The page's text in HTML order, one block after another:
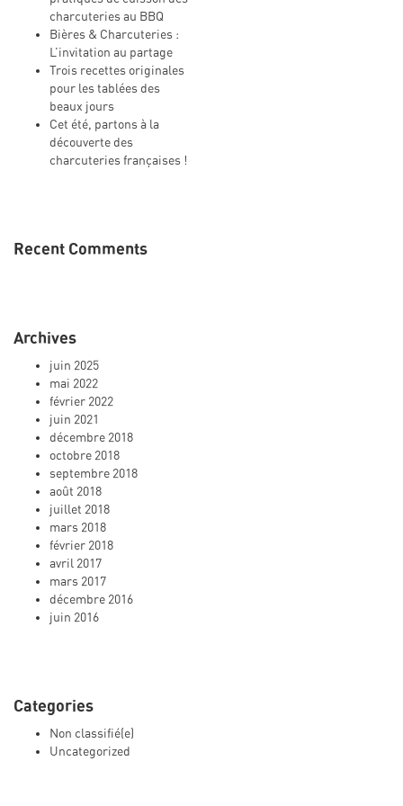
charcuteries au BBQ
Bières & Charcuteries :
L’invitation au partage
Trois recettes originales
pour les tablées des
beaux jours
Cet été, partons à la
découverte des
charcuteries françaises !
Recent Comments
Archives
juin 2025
mai 2022
février 2022
juin 2021
décembre 2018
octobre 2018
septembre 2018
août 2018
juillet 2018
mars 2018
février 2018
avril 2017
mars 2017
décembre 2016
juin 2016
Categories
Non classifié(e)
Uncategorized